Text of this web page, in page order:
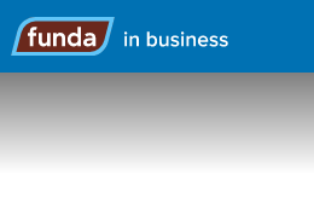
Hoofdmenu